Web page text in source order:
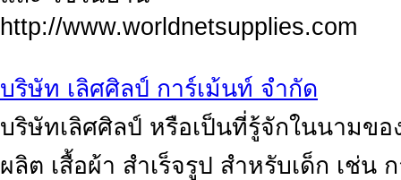
http://www.worldnetsupplies.com
บริษัท เลิศศิลป์ การ์เม้นท์ จำกัด
บริษัทเลิศศิลป์ หรือเป็นที่รู้จักในนามข
ผลิต เสื้อผ้า สำเร็จรูป สำหรับเด็ก เช่น